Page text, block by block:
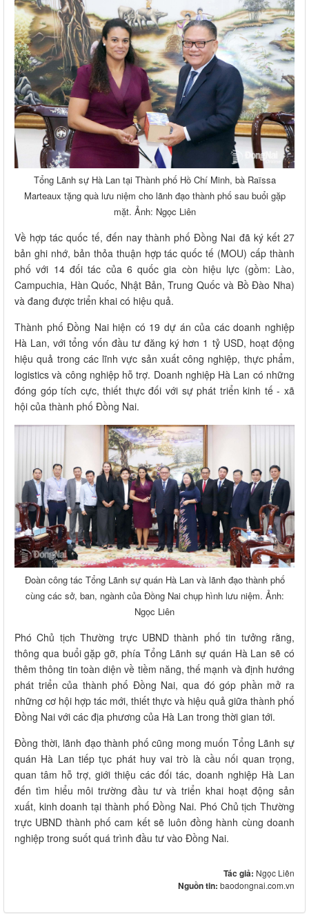
Tổng Lãnh sự Hà Lan tại Thành phố Hồ Chí Minh, bà Raïssa
Marteaux tặng quà lưu niệm cho lãnh đạo thành phố sau buổi gặp
mặt. Ảnh: Ngọc Liên
Về hợp tác quốc tế, đến nay thành phố Đồng Nai đã ký kết 27
bản ghi nhớ, bản thỏa thuận hợp tác quốc tế (MOU) cấp thành
phố với 14 đối tác của 6 quốc gia còn hiệu lực (gồm: Lào,
Campuchia, Hàn Quốc, Nhật Bản, Trung Quốc và Bồ Đào Nha)
và đang được triển khai có hiệu quả.
Thành phố Đồng Nai hiện có 19 dự án của các doanh nghiệp
Hà Lan, với tổng vốn đầu tư đăng ký hơn 1 tỷ USD, hoạt động
hiệu quả trong các lĩnh vực sản xuất công nghiệp, thực phẩm,
logistics và công nghiệp hỗ trợ. Doanh nghiệp Hà Lan có những
đóng góp tích cực, thiết thực đối với sự phát triển kinh tế - xã
hội của thành phố Đồng Nai.
Đoàn công tác Tổng Lãnh sự quán Hà Lan và lãnh đạo thành phố
cùng các sở, ban, ngành của Đồng Nai chụp hình lưu niệm. Ảnh:
Ngọc Liên
Phó Chủ tịch Thường trực UBND thành phố tin tưởng rằng,
thông qua buổi gặp gỡ, phía Tổng Lãnh sự quán Hà Lan sẽ có
thêm thông tin toàn diện về tiềm năng, thế mạnh và định hướng
phát triển của thành phố Đồng Nai, qua đó góp phần mở ra
những cơ hội hợp tác mới, thiết thực và hiệu quả giữa thành phố
Đồng Nai với các địa phương của Hà Lan trong thời gian tới.
Đồng thời, lãnh đạo thành phố cũng mong muốn Tổng Lãnh sự
quán Hà Lan tiếp tục phát huy vai trò là cầu nối quan trọng,
quan tâm hỗ trợ, giới thiệu các đối tác, doanh nghiệp Hà Lan
đến tìm hiểu môi trường đầu tư và triển khai hoạt động sản
xuất, kinh doanh tại thành phố Đồng Nai. Phó Chủ tịch Thường
trực UBND thành phố cam kết sẽ luôn đồng hành cùng doanh
nghiệp trong suốt quá trình đầu tư vào Đồng Nai.
Tác giả: Ngọc Liên
Nguồn tin: baodongnai.com.vn